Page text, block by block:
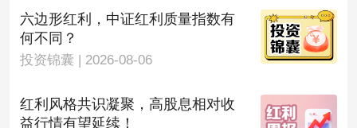
六边形红利，中证红利质量指数有
何不同？
投资锦囊 | 2026-08-06
红利风格共识凝聚，高股息相对收
益行情有望延续！